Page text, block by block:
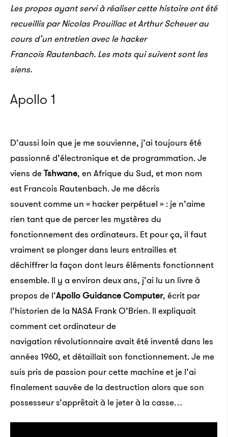
Les propos ayant servi à réaliser cette histoire ont été
recueillis par Nicolas Prouillac et Arthur Scheuer au
cours d’un entretien avec le hacker
Francois Rautenbach. Les mots qui suivent sont les
siens.
Apollo 1
D’aussi loin que je me souvienne, j’ai toujours été
passionné d’électronique et de programmation. Je
viens de Tshwane, en Afrique du Sud, et mon nom
est Francois Rautenbach. Je me décris
souvent comme un « hacker perpétuel » : je n’aime
rien tant que de percer les mystères du
fonctionnement des ordinateurs. Et pour ça, il faut
vraiment se plonger dans leurs entrailles et
déchiffrer la façon dont leurs éléments fonctionnent
ensemble. Il y a environ deux ans, j’ai lu un livre à
propos de l’Apollo Guidance Computer, écrit par
l’historien de la NASA Frank O’Brien. Il expliquait
comment cet ordinateur de
navigation révolutionnaire avait été inventé dans les
années 1960, et détaillait son fonctionnement. Je me
suis pris de passion pour cette machine et je l’ai
finalement sauvée de la destruction alors que son
possesseur s’apprêtait à le jeter à la casse…